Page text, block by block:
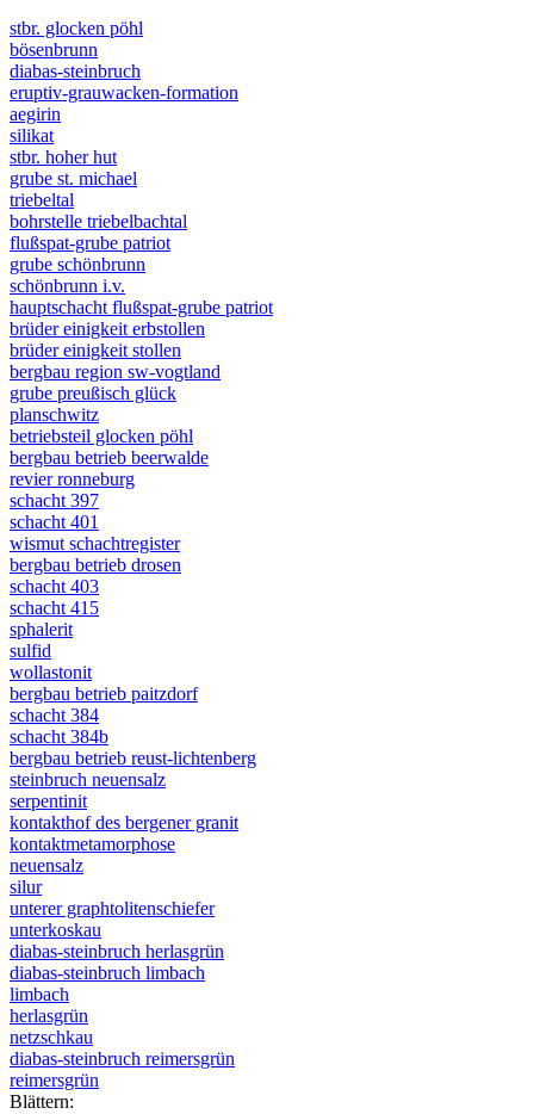
stbr. glocken pöhl
bösenbrunn
diabas-steinbruch
eruptiv-grauwacken-formation
aegirin
silikat
stbr. hoher hut
grube st. michael
triebeltal
bohrstelle triebelbachtal
flußspat-grube patriot
grube schönbrunn
schönbrunn i.v.
hauptschacht flußspat-grube patriot
brüder einigkeit erbstollen
brüder einigkeit stollen
bergbau region sw-vogtland
grube preußisch glück
planschwitz
betriebsteil glocken pöhl
bergbau betrieb beerwalde
revier ronneburg
schacht 397
schacht 401
wismut schachtregister
bergbau betrieb drosen
schacht 403
schacht 415
sphalerit
sulfid
wollastonit
bergbau betrieb paitzdorf
schacht 384
schacht 384b
bergbau betrieb reust-lichtenberg
steinbruch neuensalz
serpentinit
kontakthof des bergener granit
kontaktmetamorphose
neuensalz
silur
unterer graphtolitenschiefer
unterkoskau
diabas-steinbruch herlasgrün
diabas-steinbruch limbach
limbach
herlasgrün
netzschkau
diabas-steinbruch reimersgrün
reimersgrün
Blättern: